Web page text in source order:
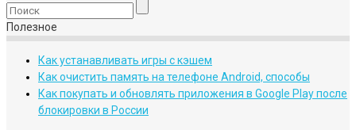
Полезное
Как устанавливать игры с кэшем
Как очистить память на телефоне Android, способы
Как покупать и обновлять приложения в Google Play после
блокировки в России